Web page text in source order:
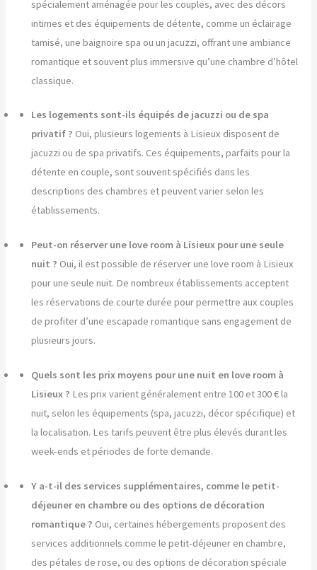
spécialement aménagée pour les couples, avec des décors
intimes et des équipements de détente, comme un éclairage
tamisé, une baignoire spa ou un jacuzzi, offrant une ambiance
romantique et souvent plus immersive qu’une chambre d’hôtel
classique.
Les logements sont-ils équipés de jacuzzi ou de spa
privatif ? Oui, plusieurs logements à Lisieux disposent de
jacuzzi ou de spa privatifs. Ces équipements, parfaits pour la
détente en couple, sont souvent spécifiés dans les
descriptions des chambres et peuvent varier selon les
établissements.
Peut-on réserver une love room à Lisieux pour une seule
nuit ? Oui, il est possible de réserver une love room à Lisieux
pour une seule nuit. De nombreux établissements acceptent
les réservations de courte durée pour permettre aux couples
de profiter d’une escapade romantique sans engagement de
plusieurs jours.
Quels sont les prix moyens pour une nuit en love room à
Lisieux ? Les prix varient généralement entre 100 et 300 € la
nuit, selon les équipements (spa, jacuzzi, décor spécifique) et
la localisation. Les tarifs peuvent être plus élevés durant les
week-ends et périodes de forte demande.
Y a-t-il des services supplémentaires, comme le petit-
déjeuner en chambre ou des options de décoration
romantique ? Oui, certaines hébergements proposent des
services additionnels comme le petit-déjeuner en chambre,
des pétales de rose, ou des options de décoration spéciale